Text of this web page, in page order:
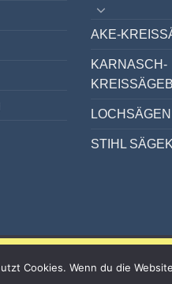
Nur bis
AKE-
KARNASCH-
LOCHSÄGEN
STIHL
Cookies. Wenn du die